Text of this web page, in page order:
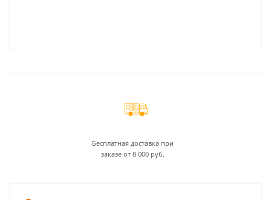
Бесплатная доставка при
заказе от 8 000 руб.